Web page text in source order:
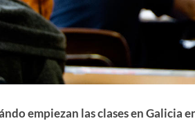
empiezan las clases en Galicia